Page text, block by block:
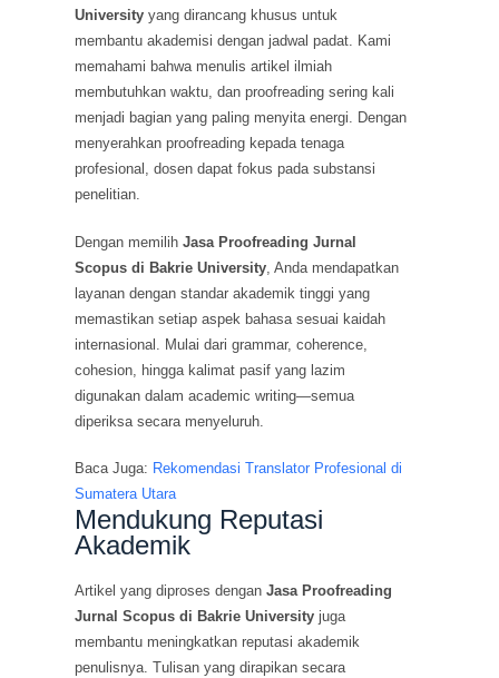
University yang dirancang khusus untuk
membantu akademisi dengan jadwal padat. Kami
memahami bahwa menulis artikel ilmiah
membutuhkan waktu, dan proofreading sering kali
menjadi bagian yang paling menyita energi. Dengan
menyerahkan proofreading kepada tenaga
profesional, dosen dapat fokus pada substansi
penelitian.
Dengan memilihJasa Proofreading Jurnal
Scopus di Bakrie University , Anda mendapatkan
layanan dengan standar akademik tinggi yang
memastikan setiap aspek bahasa sesuai kaidah
internasional. Mulai dari grammar, coherence,
cohesion, hingga kalimat pasif yang lazim
digunakan dalam academic writing—semua
diperiksa secara menyeluruh.
Baca Juga: Rekomendasi Translator Profesional di
Sumatera Utara
Mendukung Reputasi
Akademik
Artikel yang diproses denganJasa Proofreading
Jurnal Scopus di Bakrie University juga
membantu meningkatkan reputasi akademik
penulisnya. Tulisan yang dirapikan secara